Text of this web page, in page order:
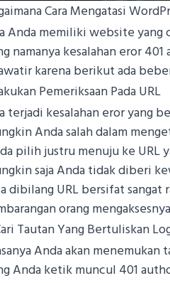
Cara Mengatasi
Anda memiliki website
namanya kesalahan eror
karena berikut ada
Pemeriksaan Pada URL
terjadi kesalahan eror yang
Anda salah dalam
pilih justru menuju ke URL
saja Anda tidak diberi
dibilang URL bersifat sangat
orang
Tautan Yang Bertuliskan
Anda akan
Anda ketik muncul 401